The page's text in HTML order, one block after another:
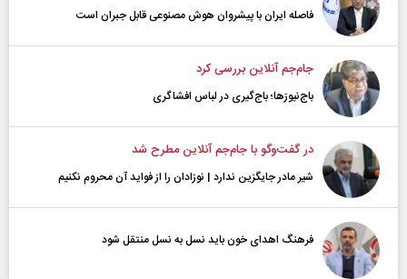
فاصله ایران با پیشرو‌ان هوش مصنوعی قابل جبران است
جام‌جم آنلاین بررسی کرد
باج‌نیوزها؛ باج‌گیری در لباس افشاگری
در گفت‌و‌گو با جام‌جم آنلاین مطرح شد
شیر مادر جایگزین ندارد | نوزادان را از فواید آن محروم نکنیم
فرهنگ اهدای خون باید نسل به نسل منتقل شود